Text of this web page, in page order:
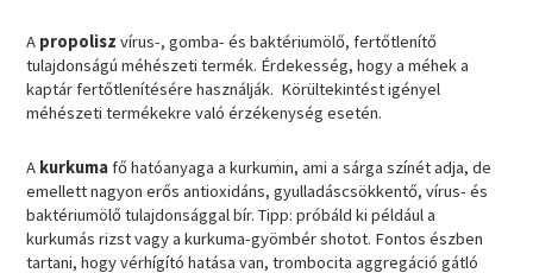
A propolisz vírus-, gomba- és baktériumölő, fertőtlenítő
tulajdonságú méhészeti termék. Érdekesség, hogy a méhek a
kaptár fertőtlenítésére használják. Körültekintést igényel
méhészeti termékekre való érzékenység esetén.
A kurkumafő hatóanyaga a kurkumin, ami a sárga színét adja, de
emellett nagyon erős antioxidáns, gyulladáscsökkentő, vírus- és
baktériumölő tulajdonsággal bír. Tipp: próbáld ki például a
kurkumás rizst vagy a kurkuma-gyömbér shotot. Fontos észben
tartani, hogy vérhígító hatása van, trombocita aggregáció gátló